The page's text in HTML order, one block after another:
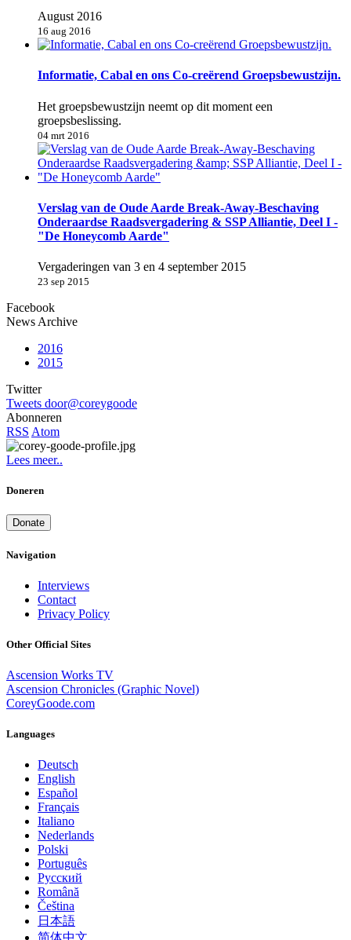
August 2016
16 aug 2016
Informatie, Cabal en ons Co-creërend Groepsbewustzijn.
Het groepsbewustzijn neemt op dit moment een
groepsbeslissing.
04 mrt 2016
Verslag van de Oude Aarde Break-Away-Beschaving
Onderaardse Raadsvergadering & SSP Alliantie, Deel I -
"De Honeycomb Aarde"
Vergaderingen van 3 en 4 september 2015
23 sep 2015
Facebook
News Archive
2016
2015
Twitter
Tweets door@coreygoode
Abonneren
RSS Atom
Lees meer..
Doneren
Donate
Navigation
Interviews
Contact
Privacy Policy
Other Official Sites
Ascension Works TV
Ascension Chronicles (Graphic Novel)
CoreyGoode.com
Languages
Deutsch
English
Español
Français
Italiano
Nederlands
Polski
Português
Pусский
Română
Čeština
日本語